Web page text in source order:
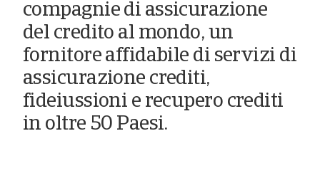
compagnie di assicurazione
del credito al mondo, un
fornitore affidabile di servizi di
assicurazione crediti,
fideiussioni e recupero crediti
in oltre 50 Paesi.